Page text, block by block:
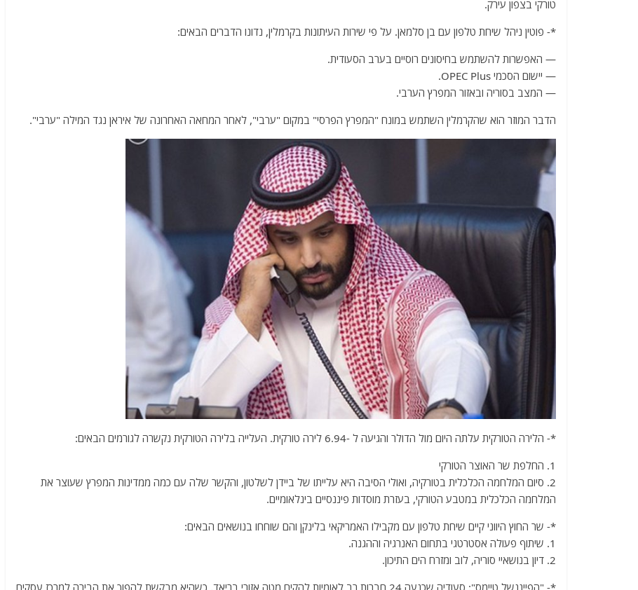
p
k
טורקי בצפון עירק.
*- פוטין ניהל שיחת טלפון עם בן סלמאן. על פי שירות העיתונות בקרמלין, נדונו הדברים הבאים:
— האפשרות להשתמש בחיסונים רוסיים בערב הסעודית.
— יישום הסכמי OPEC Plus.
— המצב בסוריה ובאזור המפרץ הערבי.
הדבר המוזר הוא שהקרמלין השתמש במונח "המפרץ הפרסי" במקום "ערבי", לאחר המחאה האחרונה של איראן נגד המילה "ערבי".
*- הלירה הטורקית עלתה היום מול הדולר והגיעה ל -6.94 לירה טורקית. העלייה בלירה הטורקית נקשרה לגורמים הבאים:
1. החלפת שר האוצר הטורקי
2. סיום המלחמה הכלכלית בטורקיה, ואולי הסיבה היא עלייתו של ביידן לשלטון, והקשר שלה עם כמה ממדינות המפרץ שעוצר את
המלחמה הכלכלית במטבע הטורקי, בעזרת מוסדות פיננסיים בינלאומיים.
*- שר החוץ היווני קיים שיחת טלפון עם מקבילו האמריקאי בלינקן והם שוחחו בנושאים הבאים:
1. שיתוף פעולה אסטרטגי בתחום האנרגיה וההגנה.
2. דיון בנושאיי סוריה, לוב ומזרח הים התיכון.
*- "הפייננשל טיימס": סעודיה שכנעה 24 חברות רב לאומיות להקים מטה אזורי בריאד, כשהיא מבקשת להפוך את הבירה למרכז עסקים